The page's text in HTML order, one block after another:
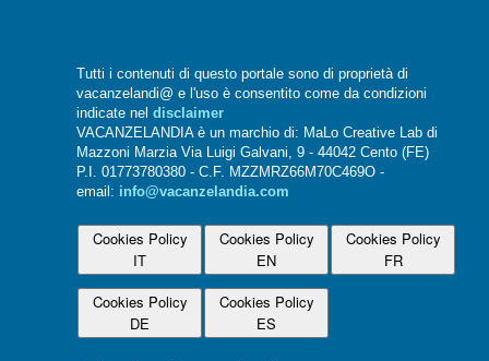
Tutti i contenuti di questo portale sono di proprietà di
vacanzelandi@ e l'uso è consentito come da condizioni
indicate nel disclaimer
VACANZELANDIA è un marchio di: MaLo Creative Lab di
Mazzoni Marzia Via Luigi Galvani, 9 - 44042 Cento (FE)
P.I. 01773780380 - C.F. MZZMRZ66M70C469O -
email: info@vacanzelandia.com
Cookies Policy
IT
Cookies Policy
EN
Cookies Policy
FR
Cookies Policy
DE
Cookies Policy
ES